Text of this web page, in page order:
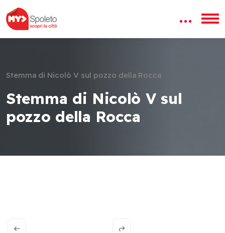
Stemma di Nicolò V sul pozzo della Rocca
Stemma di Nicolò V sul
pozzo della Rocca